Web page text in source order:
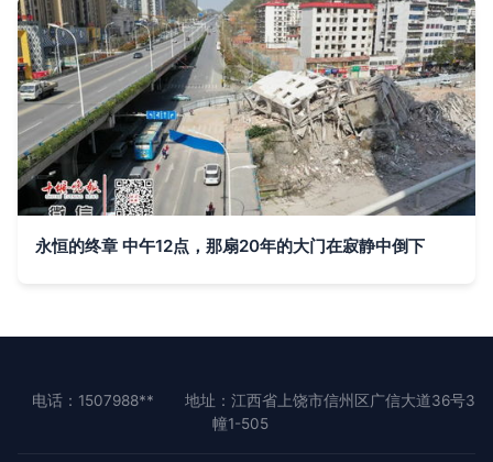
永恒的终章 中午12点，那扇20年的大门在寂静中倒下
电话：1507988**
地址：江西省上饶市信州区广信大道36号3
幢1-505